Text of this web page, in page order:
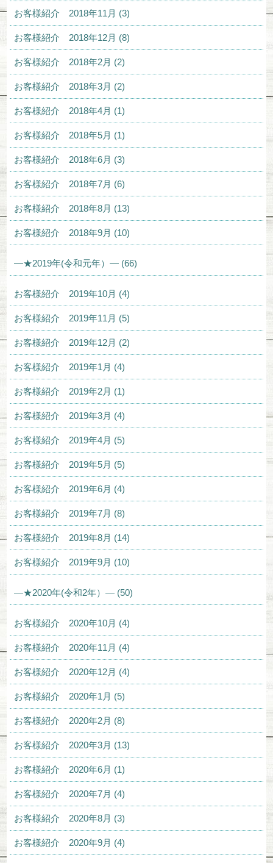
お客様紹介 2018年11月 (3)
お客様紹介 2018年12月 (8)
お客様紹介 2018年2月 (2)
お客様紹介 2018年3月 (2)
お客様紹介 2018年4月 (1)
お客様紹介 2018年5月 (1)
お客様紹介 2018年6月 (3)
お客様紹介 2018年7月 (6)
お客様紹介 2018年8月 (13)
お客様紹介 2018年9月 (10)
—★2019年(令和元年）— (66)
お客様紹介 2019年10月 (4)
お客様紹介 2019年11月 (5)
お客様紹介 2019年12月 (2)
お客様紹介 2019年1月 (4)
お客様紹介 2019年2月 (1)
お客様紹介 2019年3月 (4)
お客様紹介 2019年4月 (5)
お客様紹介 2019年5月 (5)
お客様紹介 2019年6月 (4)
お客様紹介 2019年7月 (8)
お客様紹介 2019年8月 (14)
お客様紹介 2019年9月 (10)
—★2020年(令和2年）— (50)
お客様紹介 2020年10月 (4)
お客様紹介 2020年11月 (4)
お客様紹介 2020年12月 (4)
お客様紹介 2020年1月 (5)
お客様紹介 2020年2月 (8)
お客様紹介 2020年3月 (13)
お客様紹介 2020年6月 (1)
お客様紹介 2020年7月 (4)
お客様紹介 2020年8月 (3)
お客様紹介 2020年9月 (4)